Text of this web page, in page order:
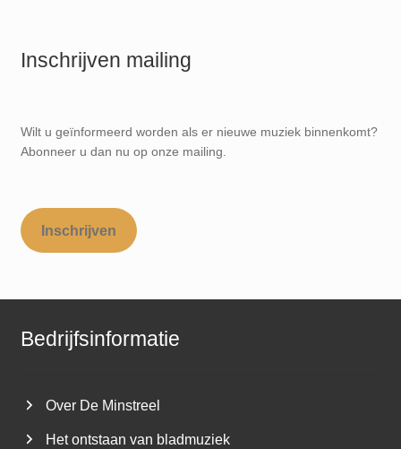
Inschrijven mailing
Wilt u geïnformeerd worden als er nieuwe muziek binnenkomt?
Abonneer u dan nu op onze mailing.
Inschrijven
Bedrijfsinformatie
Over De Minstreel
Het ontstaan van bladmuziek